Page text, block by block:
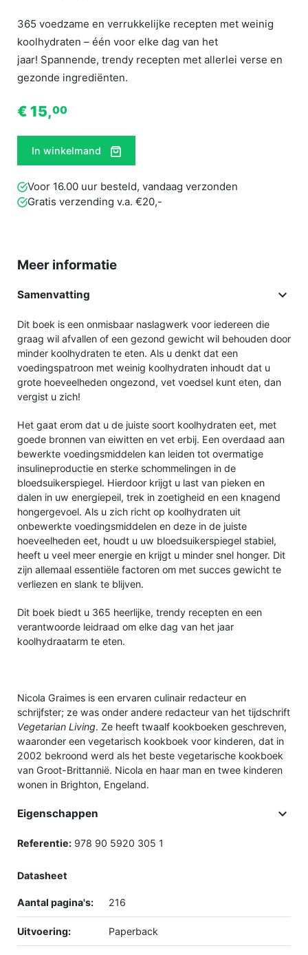
365 voedzame en verrukkelijke recepten met weinig
koolhydraten – één voor elke dag van het
jaar! Spannende, trendy recepten met allerlei verse en
gezonde ingrediënten.
€ 15,00
In winkelmand
Voor 16.00 uur besteld, vandaag verzonden
Gratis verzending v.a. €20,-
Meer informatie
Samenvatting 
Dit boek is een onmisbaar naslagwerk voor iedereen die
graag wil afvallen of een gezond gewicht wil behouden door
minder koolhydraten te eten. Als u denkt dat een
voedingspatroon met weinig koolhydraten inhoudt dat u
grote hoeveelheden ongezond, vet voedsel kunt eten, dan
vergist u zich!
Het gaat erom dat u de juiste soort koolhydraten eet, met
goede bronnen van eiwitten en vet erbij. Een overdaad aan
bewerkte voedingsmiddelen kan leiden tot overmatige
insulineproductie en sterke schommelingen in de
bloedsuikerspiegel. Hierdoor krijgt u last van pieken en
dalen in uw energiepeil, trek in zoetigheid en een knagend
hongergevoel. Als u zich richt op koolhydraten uit
onbewerkte voedingsmiddelen en deze in de juiste
hoeveelheden eet, houdt u uw bloedsuikerspiegel stabiel,
heeft u veel meer energie en krijgt u minder snel honger. Dit
zijn allemaal essentiële factoren om met succes gewicht te
verliezen en slank te blijven.
Dit boek biedt u 365 heerlijke, trendy recepten en een
verantwoorde leidraad om elke dag van het jaar
koolhydraatarm te eten.
Nicola Graimes is een ervaren culinair redacteur en
schrijfster; ze was onder andere redacteur van het tijdschrift
Vegetarian Living. Ze heeft twaalf kookboeken geschreven,
waaronder een vegetarisch kookboek voor kinderen, dat in
2002 bekroond werd als het beste vegetarische kookboek
van Groot-Brittannië. Nicola en haar man en twee kinderen
wonen in Brighton, Engeland.
Eigenschappen 
Referentie: 978 90 5920 305 1
Datasheet
Aantal pagina's: 216
Uitvoering: Paperback